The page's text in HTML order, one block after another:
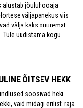
alustab jõuluhooaja
väljapanekus viis
välja kaks suuremat
uudistama kogu
ÕITSEV HEKK
soosivad heki
vaid midagi erilist, raja